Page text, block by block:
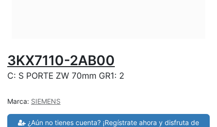
3KX7110-2AB00
C: S PORTE ZW 70mm GR1: 2
Marca: SIEMENS
¿Aún no tienes cuenta? ¡Regístrate ahora y disfruta de